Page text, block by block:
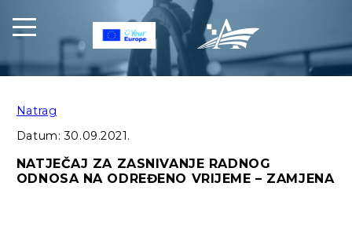
Natrag
Datum:30.09.2021.
NATJEČAJ ZA ZASNIVANJE RADNOG
ODNOSA NA ODREĐENO VRIJEME – ZAMJENA